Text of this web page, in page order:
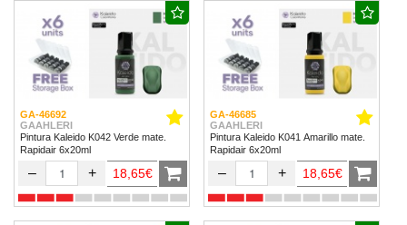
GA-46692
GAAHLERI
Pintura Kaleido K042 Verde mate.
Rapidair 6x20ml
– + 18,65€
GA-46685
GAAHLERI
Pintura Kaleido K041 Amarillo mate.
Rapidair 6x20ml
– + 18,65€